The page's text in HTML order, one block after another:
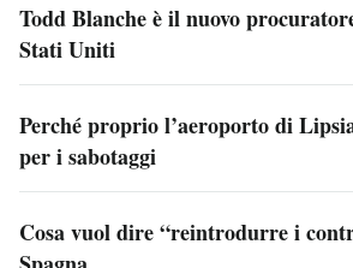
Todd Blanche è il nuovo
Stati Uniti
Perché proprio l’aeroporto di
per i sabotaggi
Cosa vuol dire “reintrodurre i